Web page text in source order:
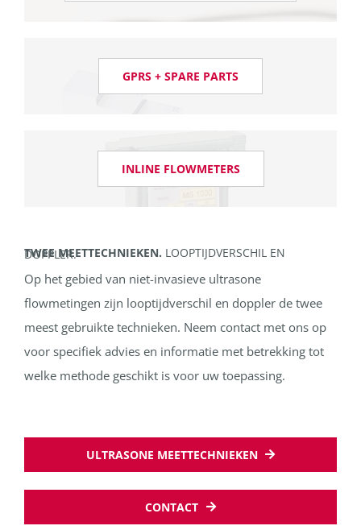
GPRS + SPARE PARTS
INLINE FLOWMETERS
TWEE MEETTECHNIEKEN.
LOOPTIJDVERSCHIL EN DOPPLER.
Op het gebied van niet-invasieve ultrasone
flowmetingen zijn looptijdverschil en doppler de twee
meest gebruikte technieken. Neem contact met ons op
voor specifiek advies en informatie met betrekking tot
welke methode geschikt is voor uw toepassing.
ULTRASONE MEETTECHNIEKEN
CONTACT